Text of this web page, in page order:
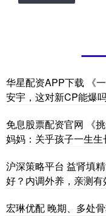
华星配资APP下载 《
安宇，这对新CP能爆
免息股票配资官网 《
妈妈：关乎孩子一生生
沪深策略平台 益肾填
好？内调外养，亲测有
宏琳优配 晚期、多处